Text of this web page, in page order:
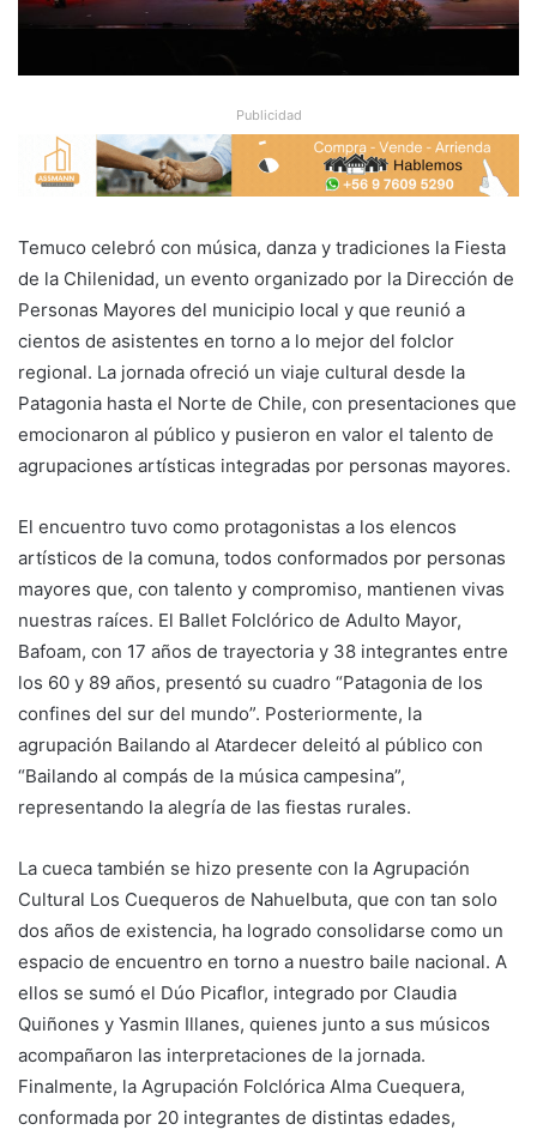
Publicidad
Temuco celebró con música, danza y tradiciones la Fiesta
de la Chilenidad, un evento organizado por la Dirección de
Personas Mayores del municipio local y que reunió a
cientos de asistentes en torno a lo mejor del folclor
regional. La jornada ofreció un viaje cultural desde la
Patagonia hasta el Norte de Chile, con presentaciones que
emocionaron al público y pusieron en valor el talento de
agrupaciones artísticas integradas por personas mayores.
El encuentro tuvo como protagonistas a los elencos
artísticos de la comuna, todos conformados por personas
mayores que, con talento y compromiso, mantienen vivas
nuestras raíces. El Ballet Folclórico de Adulto Mayor,
Bafoam, con 17 años de trayectoria y 38 integrantes entre
los 60 y 89 años, presentó su cuadro “Patagonia de los
confines del sur del mundo”. Posteriormente, la
agrupación Bailando al Atardecer deleitó al público con
“Bailando al compás de la música campesina”,
representando la alegría de las fiestas rurales.
La cueca también se hizo presente con la Agrupación
Cultural Los Cuequeros de Nahuelbuta, que con tan solo
dos años de existencia, ha logrado consolidarse como un
espacio de encuentro en torno a nuestro baile nacional. A
ellos se sumó el Dúo Picaflor, integrado por Claudia
Quiñones y Yasmin Illanes, quienes junto a sus músicos
acompañaron las interpretaciones de la jornada.
Finalmente, la Agrupación Folclórica Alma Cuequera,
conformada por 20 integrantes de distintas edades,